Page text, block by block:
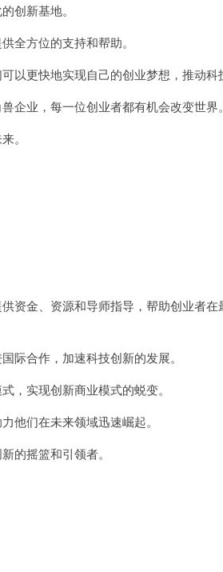
创新基地。
方位的支持和帮助。
更快地实现自己的创业梦想，推动科
业，每一位创业者都有机会改变世界。
。
金、资源和导师指导，帮助创业者在
合作，加速科技创新的发展。
实现创新商业模式的蜕变。
们在未来领域迅速崛起。
摇篮和引领者。